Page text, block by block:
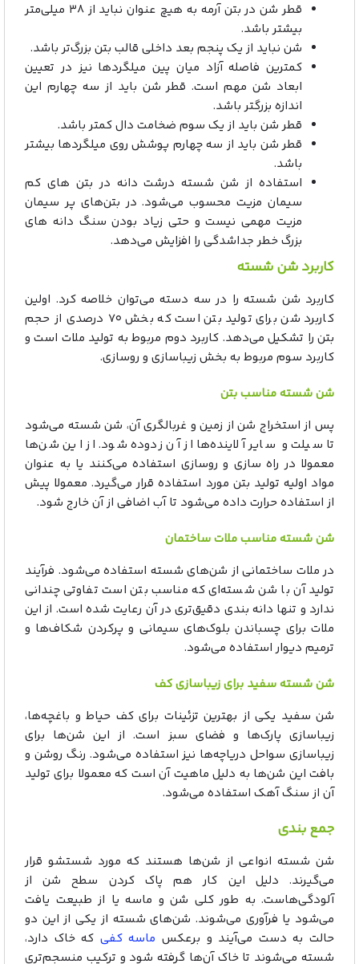
قطر شن در بتن آرمه به هیچ عنوان نباید از ۳۸ میلی‌متر
بیشتر باشد.
شن نباید از یک پنجم بعد داخلی قالب بتن بزرگ‌تر باشد.
کمترین فاصله آزاد میان پین میلگردها نیز در تعیین
ابعاد شن مهم است. قطر شن باید از سه چهارم این
اندازه بزرگتر باشد.
قطر شن باید از یک سوم ضخامت دال کمتر باشد.
قطر شن باید از سه چهارم پوشش روی میلگردها بیشتر
باشد.
استفاده از شن شسته درشت دانه در بتن های کم
سیمان مزیت محسوب می‌شود. در بتن‌های پر سیمان
مزیت مهمی نیست و حتی زیاد بودن سنگ دانه های
بزرگ خطر جداشدگی را افزایش می‌دهد.
کاربرد شن شسته
کاربرد شن شسته را در سه دسته می‌توان خلاصه کرد. اولین
کاربرد شن برای تولید بتن است که بخش ۷۰ درصدی از حجم
بتن را تشکیل می‌دهد. کاربرد دوم مربوط به تولید ملات است و
کاربرد سوم مربوط به بخش زیباسازی و روسازی.
شن شسته مناسب بتن
پس از استخراج شن از زمین و غربالگری آن، شن شسته می‌شود
تا سیلت و سایر آلاینده‌ها از آن زدوده شود. از این شن‌ها
معمولا در راه سازی و روسازی استفاده می‌کنند یا به عنوان
مواد اولیه تولید بتن مورد استفاده قرار می‌گیرد. معمولا پیش
از استفاده حرارت داده می‌شود تا آب اضافی از آن خارج شود.
شن شسته مناسب ملات ساختمان
در ملات ساختمانی از شن‌های شسته استفاده می‌شود. فرآیند
تولید آن با شن شسته‌ای که مناسب بتن است تفاوتی چندانی
ندارد و تنها دانه بندی دقیق‌تری در آن رعایت شده است. از این
ملات برای چسباندن بلوک‌های سیمانی و پرکردن شکاف‌ها و
ترمیم دیوار استفاده می‌شود.
شن شسته سفید برای زیباسازی کف
شن سفید یکی از بهترین تزئینات برای کف حیاط و باغچه‌ها،
زیباسازی پارک‌ها و فضای سبز است. از این شن‌ها برای
زیباسازی سواحل دریاچه‌ها نیز استفاده می‌شود. رنگ روشن و
بافت این شن‌ها به دلیل ماهیت آن است که معمولا برای تولید
آن از سنگ آهک استفاده می‎‌شود.
جمع بندی
شن شسته انواعی از شن‌ها هستند که مورد شستشو قرار
می‌گیرند. دلیل این کار هم پاک کردن سطح شن از
آلودگی‌هاست. به طور کلی شن و ماسه یا از طبیعت یافت
می‌شود یا فرآوری می‌شوند. شن‌های شسته از یکی از این دو
حالت به دست می‌آیند و برعکس ماسه کفی که خاک دارد،
شسته می‌شوند تا خاک آن‌ها گرفته شود و ترکیب منسجم‌تری